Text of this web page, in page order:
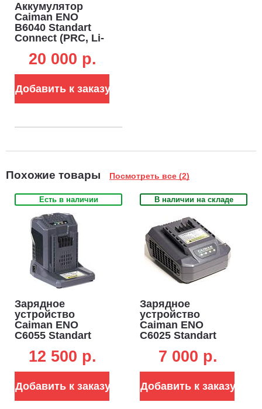
Аккумулятор
Caiman ENO
B6040 Standart
Connect (PRC, Li-
кг.)20 000 p.
Добавить к заказу
Похожие товары Посмотреть все (2)
Есть в наличии
Зарядное
устройство
Caiman ENO
C6055 Standart
для АКБ 4-8 А/ч
(PRC, 60В, 5,5 А,
12 500 p.
Добавить к заказу
В наличии на складе
Зарядное
устройство
Caiman ENO
C6025 Standart
стандартное для
АКБ 4-8 А/ч (PRC,
7 000 p.
Добавить к заказу